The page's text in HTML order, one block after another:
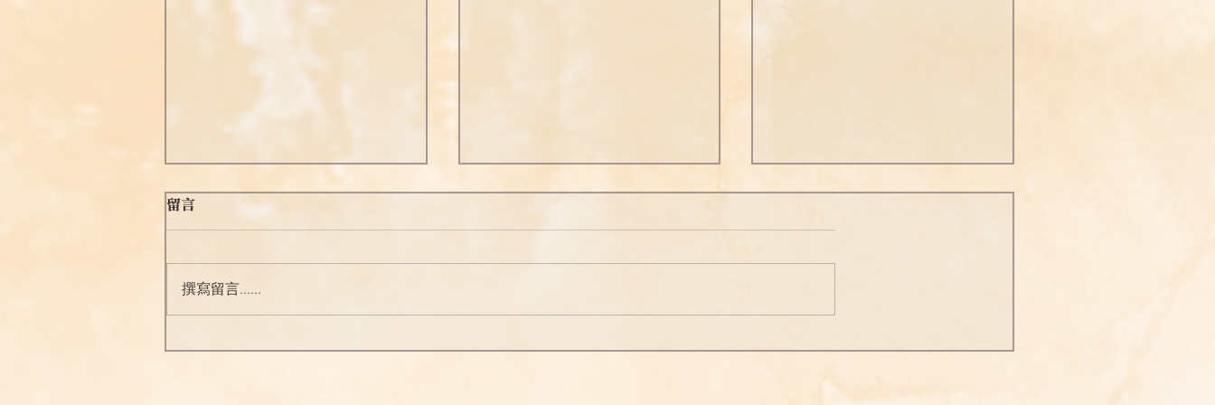
勵志格言增修版 396
【信願法師勵志格言】402
【信願法師勵志格言】406
留言
撰寫留言......